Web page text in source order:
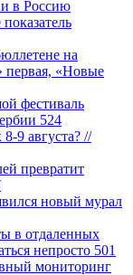
в Россию
на
первая, «Новые
фестиваль
524
9 августа? //
превратит
новый мурал
в отдаленных
непросто 501
мониторинг